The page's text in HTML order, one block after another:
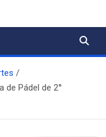
de Pádel de 2°